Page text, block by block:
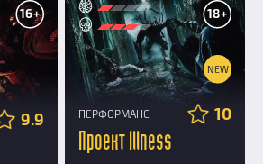
16+
9.9
18+
NEW
ПЕРФОРМАНС 10
Проект Illness